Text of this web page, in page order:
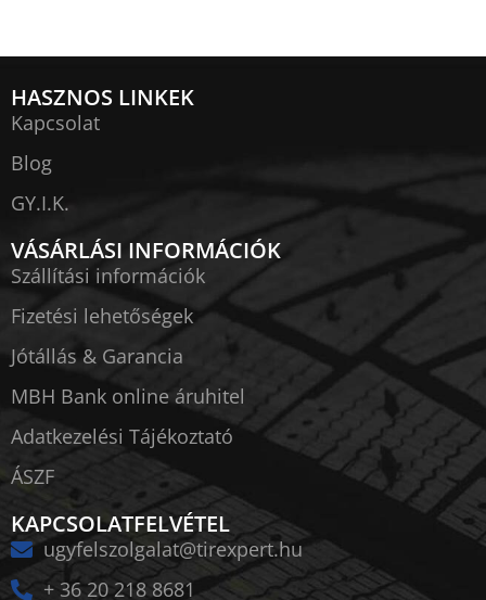
HASZNOS LINKEK
Kapcsolat
Blog
GY.I.K.
VÁSÁRLÁSI INFORMÁCIÓK
Szállítási információk
Fizetési lehetőségek
Jótállás & Garancia
MBH Bank online áruhitel
Adatkezelési Tájékoztató
ÁSZF
KAPCSOLATFELVÉTEL
ugyfelszolgalat@tirexpert.hu
+ 36 20 218 8681